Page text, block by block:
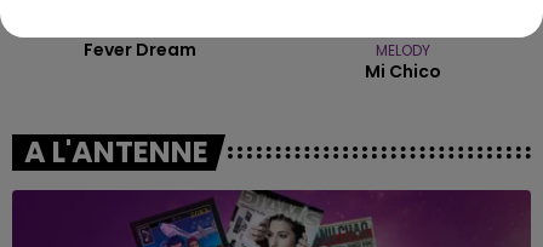
Fever Dream
MELODY
Mi Chico
A L'ANTENNE